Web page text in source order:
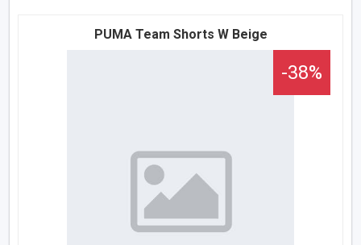
PUMA Team Shorts W Beige
-38%